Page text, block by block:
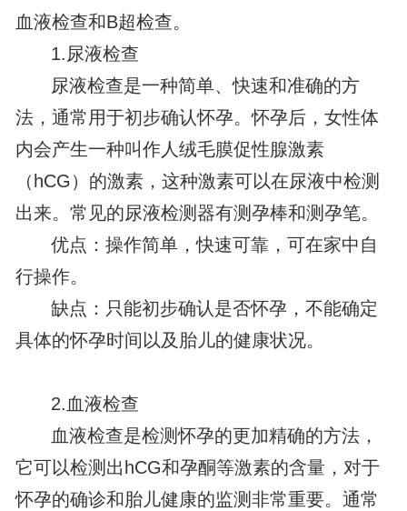
血液检查和B超检查。
1.尿液检查
尿液检查是一种简单、快速和准确的方
法，通常用于初步确认怀孕。怀孕后，女性体
内会产生一种叫作人绒毛膜促性腺激素
（hCG）的激素，这种激素可以在尿液中检测
出来。常见的尿液检测器有测孕棒和测孕笔。
优点：操作简单，快速可靠，可在家中自
行操作。
缺点：只能初步确认是否怀孕，不能确定
具体的怀孕时间以及胎儿的健康状况。
2.血液检查
血液检查是检测怀孕的更加精确的方法，
它可以检测出hCG和孕酮等激素的含量，对于
怀孕的确诊和胎儿健康的监测非常重要。通常